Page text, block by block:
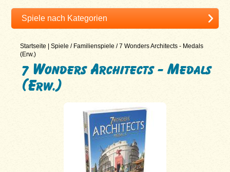
Startseite |Spiele / Familienspiele /7 Wonders Architects - Medals
(Erw.)
7 Wonders Architects - Medals
(Erw.)